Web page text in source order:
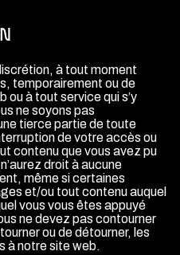
à tout moment
temporairement ou de
ou à tout service qui s’y
ne soyons pas
tierce partie de toute
de votre accès ou
contenu que vous avez pu
droit à aucune
même si certaines
et/ou tout contenu auquel
vous vous êtes appuyé
ne devez pas contourner
ou de détourner, les
à notre site web.